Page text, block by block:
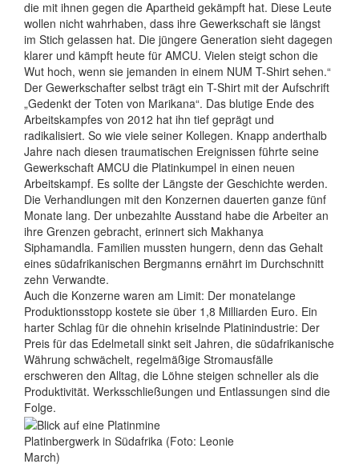
die mit ihnen gegen die Apartheid gekämpft hat. Diese Leute
wollen nicht wahrhaben, dass ihre Gewerkschaft sie längst
im Stich gelassen hat. Die jüngere Generation sieht dagegen
klarer und kämpft heute für AMCU. Vielen steigt schon die
Wut hoch, wenn sie jemanden in einem NUM T-Shirt sehen.“
Der Gewerkschafter selbst trägt ein T-Shirt mit der Aufschrift
„Gedenkt der Toten von Marikana“. Das blutige Ende des
Arbeitskampfes von 2012 hat ihn tief geprägt und
radikalisiert. So wie viele seiner Kollegen. Knapp anderthalb
Jahre nach diesen traumatischen Ereignissen führte seine
Gewerkschaft AMCU die Platinkumpel in einen neuen
Arbeitskampf. Es sollte der Längste der Geschichte werden.
Die Verhandlungen mit den Konzernen dauerten ganze fünf
Monate lang. Der unbezahlte Ausstand habe die Arbeiter an
ihre Grenzen gebracht, erinnert sich Makhanya
Siphamandla. Familien mussten hungern, denn das Gehalt
eines südafrikanischen Bergmanns ernährt im Durchschnitt
zehn Verwandte.
Auch die Konzerne waren am Limit: Der monatelange
Produktionsstopp kostete sie über 1,8 Milliarden Euro. Ein
harter Schlag für die ohnehin kriselnde Platinindustrie: Der
Preis für das Edelmetall sinkt seit Jahren, die südafrikanische
Währung schwächelt, regelmäßige Stromausfälle
erschweren den Alltag, die Löhne steigen schneller als die
Produktivität. Werksschließungen und Entlassungen sind die
Folge.
Platinbergwerk in Südafrika (Foto: Leonie
March)